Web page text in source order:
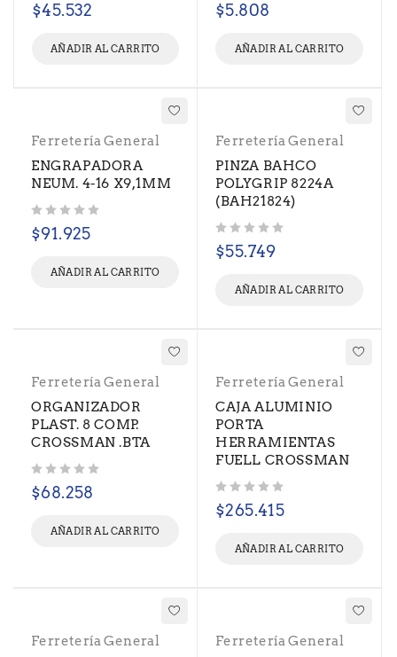
$45.532
AÑADIR AL CARRITO
$5.808
AÑADIR AL CARRITO
Ferretería General
ENGRAPADORA
NEUM. 4-16 X9,1MM
$91.925
AÑADIR AL CARRITO
Ferretería General
PINZA BAHCO
POLYGRIP 8224A
(BAH21824)
$55.749
AÑADIR AL CARRITO
Ferretería General
ORGANIZADOR
PLAST. 8 COMP.
CROSSMAN .BTA
$68.258
AÑADIR AL CARRITO
Ferretería General
CAJA ALUMINIO
PORTA
HERRAMIENTAS
FUELL CROSSMAN
$265.415
AÑADIR AL CARRITO
Ferretería General
Ferretería General